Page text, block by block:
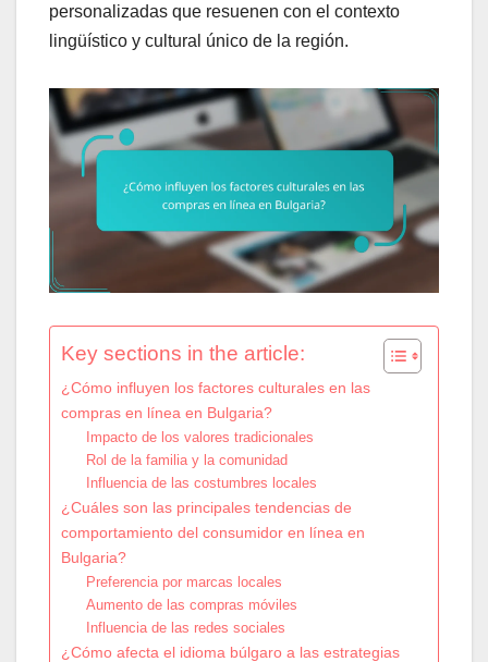
personalizadas que resuenen con el contexto
lingüístico y cultural único de la región.
Key sections in the article:
¿Cómo influyen los factores culturales en las
compras en línea en Bulgaria?
Impacto de los valores tradicionales
Rol de la familia y la comunidad
Influencia de las costumbres locales
¿Cuáles son las principales tendencias de
comportamiento del consumidor en línea en
Bulgaria?
Preferencia por marcas locales
Aumento de las compras móviles
Influencia de las redes sociales
¿Cómo afecta el idioma búlgaro a las estrategias